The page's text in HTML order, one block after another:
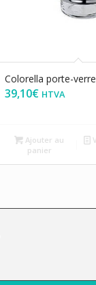
Colorella porte-verre
39,10€ HTVA
Ajouter au
panier